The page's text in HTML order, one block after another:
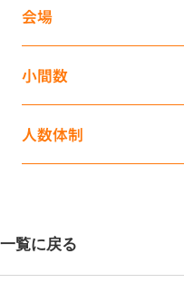
会場
小間数
人数体制
一覧に戻る